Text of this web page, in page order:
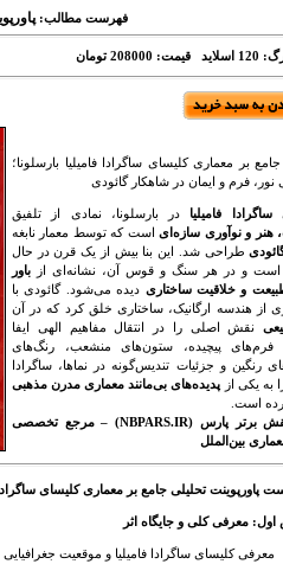
فهرست مطالب:
قیمت: 208000 تومان
بر معماری کلیسای ساگرادا فامیلیا بارسلونا؛
نور، فرم و ایمان در شاهکار گائودی
ساگرادا فامیلیا در بارسلونا، نمادی از تلفیق
هنر و نوآوری سازه‌ایاست که توسط معمار نابغه
طراحی شد. این بنا بیش از یک قرن در حال
و در هر سنگ و قوس آن، نشانه‌ای از باور
و خلاقیت ساختاری دیده می‌شود. گائودی با
از هندسه ارگانیک، ساختاری خلق کرد که در آن
نقش اصلی را در انتقال مفاهیم الهی ایفا
فرم‌های پیچیده، ستون‌های منشعب، رنگ‌های
رنگین و جزئیات تندیس‌گونه در نماها، ساگرادا
به یکی از پدیده‌های بی‌مانند معماری مدرن مذهبی
است.
نقش برتر پارس (NBPARS.IR) – مرجع تخصصی
بین‌الملل
پاورپوینت تحلیلی جامع بر معماری کلیسای ساگرادا
معرفی کلی و جایگاه اثر
معرفی کلیسای ساگرادا فامیلیا و موقعیت جغرافیایی